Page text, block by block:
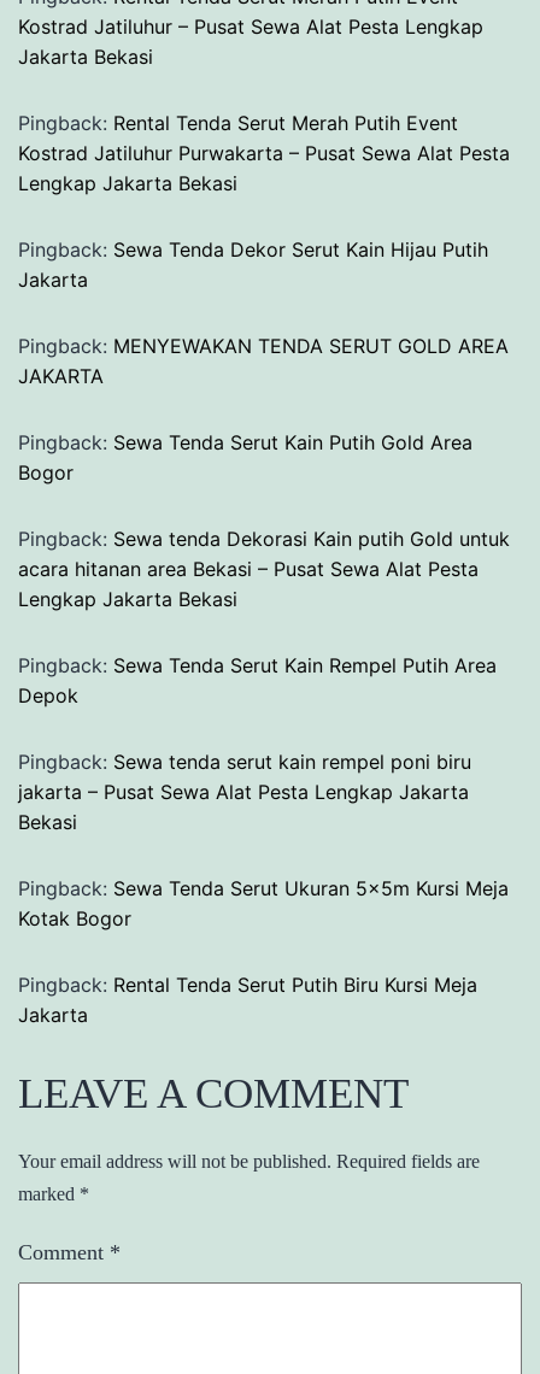
Kostrad Jatiluhur – Pusat Sewa Alat Pesta Lengkap
Jakarta Bekasi
Pingback: Rental Tenda Serut Merah Putih Event
Kostrad Jatiluhur Purwakarta – Pusat Sewa Alat Pesta
Lengkap Jakarta Bekasi
Pingback: Sewa Tenda Dekor Serut Kain Hijau Putih
Jakarta
Pingback: MENYEWAKAN TENDA SERUT GOLD AREA
JAKARTA
Pingback: Sewa Tenda Serut Kain Putih Gold Area
Bogor
Pingback: Sewa tenda Dekorasi Kain putih Gold untuk
acara hitanan area Bekasi – Pusat Sewa Alat Pesta
Lengkap Jakarta Bekasi
Pingback: Sewa Tenda Serut Kain Rempel Putih Area
Depok
Pingback: Sewa tenda serut kain rempel poni biru
jakarta – Pusat Sewa Alat Pesta Lengkap Jakarta
Bekasi
Pingback: Sewa Tenda Serut Ukuran 5x5m Kursi Meja
Kotak Bogor
Pingback: Rental Tenda Serut Putih Biru Kursi Meja
Jakarta
LEAVE A COMMENT
Your email address will not be published. Required fields are
marked *
Comment *